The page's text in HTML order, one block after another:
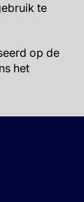
te
op de
het